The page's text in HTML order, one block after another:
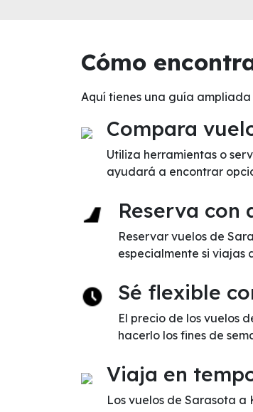
Cómo
Aquí tienes una guía
Compara
Utiliza herramientas o
ayudará a encontrar
Reserva
Reservar vuelos de
especialmente si viajas
Sé flexible
El precio de los vuelos
hacerlo los fines de
Viaja en
Los vuelos de Sarasota a